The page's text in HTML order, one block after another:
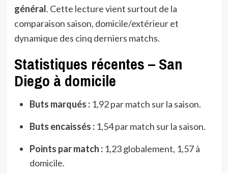
général. Cette lecture vient surtout de la
comparaison saison, domicile/extérieur et
dynamique des cinq derniers matchs.
Statistiques récentes – San
Diego à domicile
Buts marqués :1,92 par match sur la saison.
Buts encaissés :1,54 par match sur la saison.
Points par match :1,23 globalement, 1,57 à
domicile.